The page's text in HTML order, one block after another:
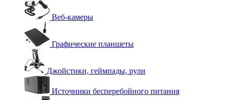
Веб-камеры
Графические планшеты
Джойстики, геймпады, рули
Источники бесперебойного питания